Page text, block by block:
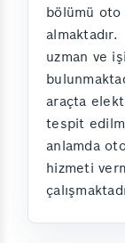
bölümü
uzman ve
araçta
tespit
anlamda
hizmeti